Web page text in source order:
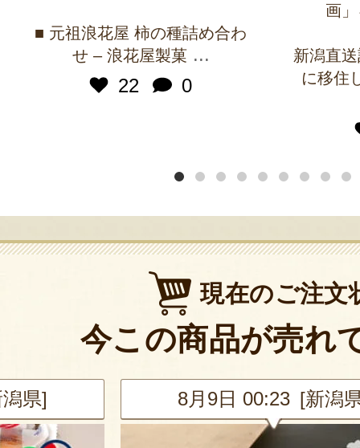
■ 元祖浪花屋 柿の種詰め合わ
せ – 浪花屋製菓 ...
22
0
画
新潟直
に移住
現在のご注文
今この商品が売れ
県] 8月9日 00:23 [新潟